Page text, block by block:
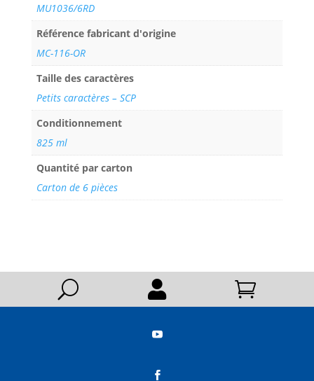
MU1036/6RD
Référence fabricant d'origine
MC-116-OR
Taille des caractères
Petits caractères – SCP
Conditionnement
825 ml
Quantité par carton
Carton de 6 pièces
U  

